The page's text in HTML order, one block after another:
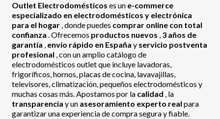
Outlet Electrodomésticos es un e-commerce
especializado en electrodomésticos y electrónica
para el hogar , donde puedes comprar online con total
confianza . Ofrecemos productos nuevos , 3 años de
garantía , envío rápido en España y servicio postventa
profesional , con un amplio catálogo de
electrodomésticos outlet que incluye lavadoras,
frigoríficos, hornos, placas de cocina, lavavajillas,
televisores, climatización, pequeños electrodomésticos y
muchas cosas más. Apostamos por la calidad , la
transparencia y un asesoramiento experto real para
garantizar una experiencia de compra segura y fiable.